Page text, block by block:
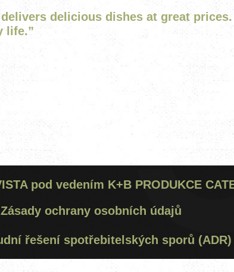
delicious dishes at great
life.”
pod vedením K+B PRODUKCE
Zásady ochrany osobních údajů
řešení spotřebitelských sporů (ADR)